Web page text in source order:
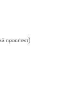
проспект)